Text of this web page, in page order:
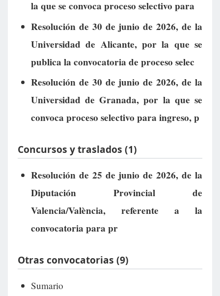
la que se convoca proceso selectivo para
Resolución de 30 de junio de 2026, de la
Universidad de Alicante, por la que se
publica la convocatoria de proceso selec
Resolución de 30 de junio de 2026, de la
Universidad de Granada, por la que se
convoca proceso selectivo para ingreso, p
Concursos y traslados (1)
Resolución de 25 de junio de 2026, de la
Diputación Provincial de
Valencia/València, referente a la
convocatoria para pr
Otras convocatorias (9)
Sumario